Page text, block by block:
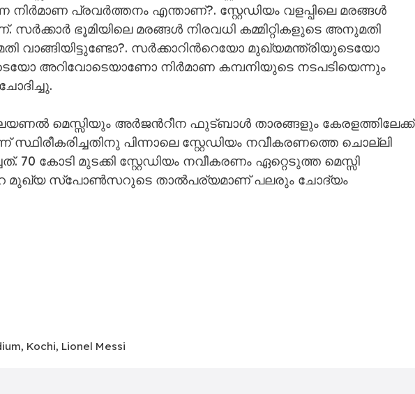
പ്രവർത്തനം എന്താണ്?. സ്റ്റേഡിയം വളപ്പിലെ മരങ്ങൾ
സർക്കാർ ഭൂമിയിലെ മരങ്ങൾ നിരവധി കമ്മിറ്റികളുടെ അനുമതി
വാങ്ങിയിട്ടുണ്ടോ?. സർക്കാറിന്‍റെയോ മുഖ്യമന്ത്രിയുടെയോ
അറിവോടെയാണോ നിർമാണ കമ്പനിയുടെ നടപടിയെന്നും
മെസ്സിയും അർജൻറീന ഫുട്ബാൾ താരങ്ങളും കേരളത്തിലേക്ക്
സ്ഥിരീകരിച്ചതിനു പിന്നാലെ സ്റ്റേഡിയം നവീകരണത്തെ ചൊല്ലി
70 കോടി മുടക്കി സ്റ്റേഡിയം നവീകരണം ഏറ്റെടുത്ത മെസ്സി
മുഖ്യ സ്പോൺസറുടെ താൽപര്യമാണ് പലരും ചോദ്യം
, Kochi, Lionel Messi